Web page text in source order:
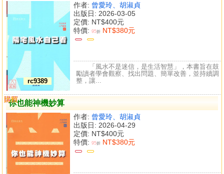
rc9389
作者: 曾愛玲、胡淑貞
出版日: 2026-03-05
定價: NT$400元
特價: 95折 NT$380元
「風水不是迷信，是生活智慧」，本書旨在鼓
勵讀者學會觀察、找出問題、簡單改善，並持續調
整，讓...
你也能神機妙算
作者: 曾愛玲、胡淑貞
出版日: 2026-04-29
定價: NT$400元
特價: 95折 NT$380元
購買
比較